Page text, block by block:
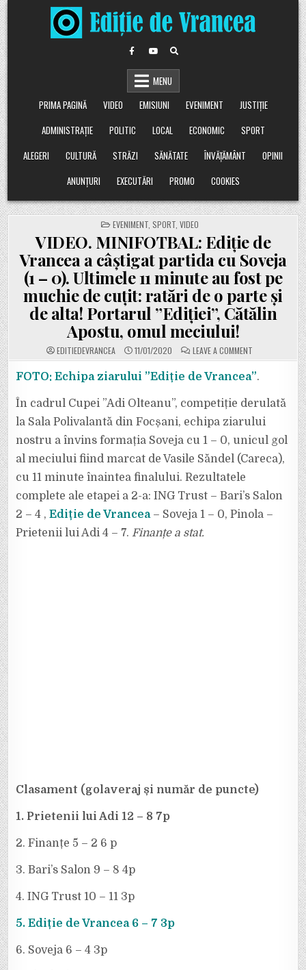
Skip
to
content
MENU
PRIMA PAGINĂ
VIDEO EMISIUNI EVENIMENT
JUSTIȚIE
ADMINISTRAȚIE
POLITIC LOCAL ECONOMIC
SPORT
ALEGERI
CULTURĂ STRĂZI SĂNĂTATE ÎNVĂȚĂMÂNT
OPINII
ANUNȚURI
EXECUTĂRI PROMO COOKIES
POSTED
IN
EVENIMENT, SPORT, VIDEO
VIDEO. MINIFOTBAL: Ediție de
Vrancea a câștigat partida cu Soveja
(1 – 0). Ultimele 11 minute au fost pe
muchie de cuțit: ratări de o parte și
de alta! Portarul ”Ediției”, Cătălin
Apostu, omul meciului!
EDITIEDEVRANCEA 11/01/2020 LEAVE A COMMENT
VIDEO.
EDIȚIE
DE
A
CÂȘTIGAT
PARTIDA
CU
(1
0).
ULTIMELE
AU
FOST
MUCHIE
FOTO: Echipa ziarului ”Ediție de Vrancea”.
În cadrul Cupei ”Adi Olteanu”, competiție derulată
la Sala Polivalantă din Focșani, echipa ziarului
nostru a învins formația Soveja cu 1 – 0, unicul gol
al meciului fiind marcat de Vasile Săndel (Careca),
cu 11 minute înaintea finalului. Rezultatele
complete ale etapei a 2-a: ING Trust – Bari’s Salon
2 – 4 ,Ediție de Vrancea– Soveja 1 – 0, Pinola –
Prietenii lui Adi 4 – 7.Finanțe a stat.
Clasament (golaveraj și număr de puncte)
1. Prietenii lui Adi 12 – 8 7p
2. Finanțe 5 – 2 6 p
3. Bari’s Salon 9 – 8 4p
4. ING Trust 10 – 11 3p
5. Ediție de Vrancea 6 – 7 3p
6. Soveja 6 – 4 3p